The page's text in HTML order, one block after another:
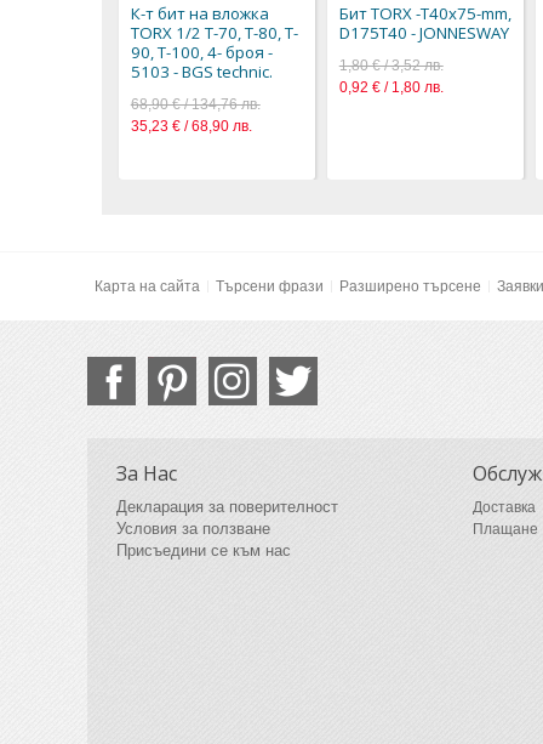
К-т бит на вложка
TORX 1/2 T-70, T-80, T-
90, T-100, 4- броя -
5103 - BGS technic.
68,90 € / 134,76 лв.
35,23 € / 68,90 лв.
Бит TORX -Т40х75-mm,
D175T40 - JONNESWAY
1,80 € / 3,52 лв.
0,92 € / 1,80 лв.
Карта на сайта Търсени фрази Разширено търсене
За Нас
Декларация за поверителност
Условия за ползване
Присъедини се към нас
Доставка
Плащане